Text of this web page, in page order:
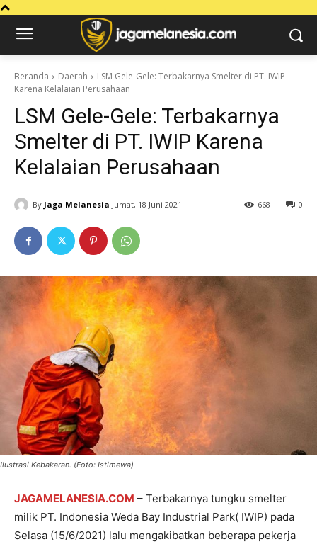
Beranda Daerah
LSM Gele-Gele: Terbakarnya Smelter di PT. IWIP
Karena Kelalaian Perusahaan
LSM Gele-Gele: Terbakarnya
Smelter di PT. IWIP Karena
Kelalaian Perusahaan
By Jaga Melanesia Jumat, 18 Juni 2021 0
668
Ilustrasi Kebakaran. (Foto: Istimewa)
JAGAMELANESIA.COM – Terbakarnya tungku smelter
milik PT. Indonesia Weda Bay Industrial Park( IWIP) pada
Selasa (15/6/2021) lalu mengakibatkan beberapa pekerja